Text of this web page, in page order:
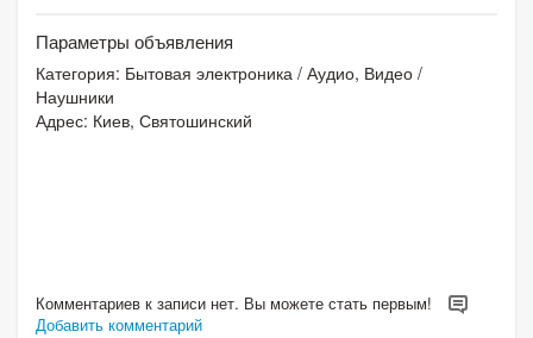
Параметры объявления
Категория: Бытовая электроника / Аудио, Видео /
Наушники
Адрес: Киев, Святошинский
Комментариев к записи нет. Вы можете стать первым!
Добавить комментарий